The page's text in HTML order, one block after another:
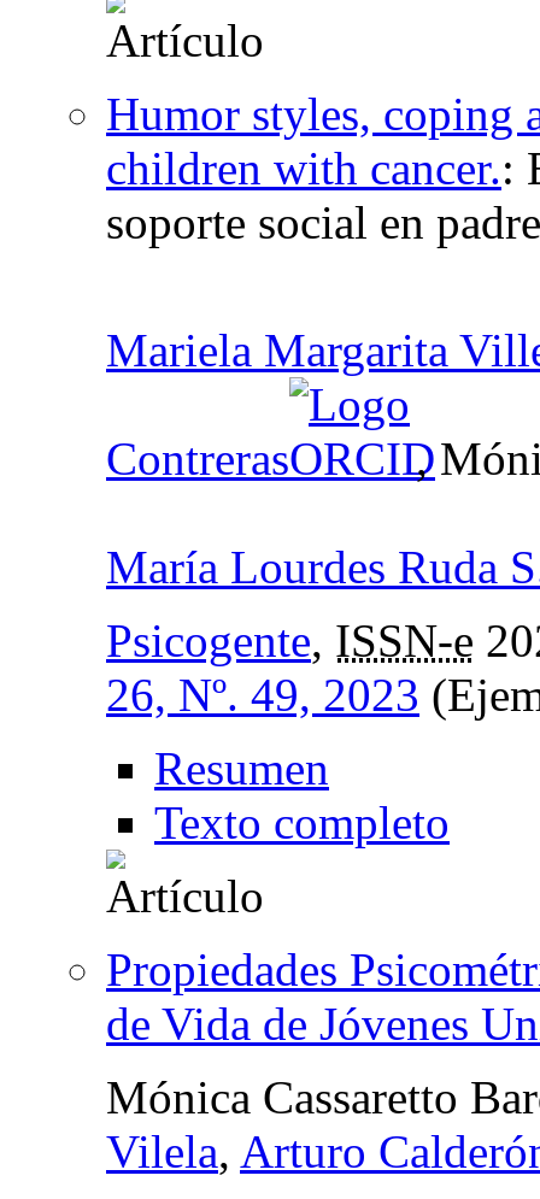
Humor styles, coping
children with cancer.:
soporte social en
Mariela Margarita
Contreras ,
María Lourdes Ruda
Psicogente, ISSN-e
26, Nº. 49, 2023
Resumen
Texto completo
Propiedades
de Vida de Jóvenes
Mónica Cassaretto
Vilela, Arturo